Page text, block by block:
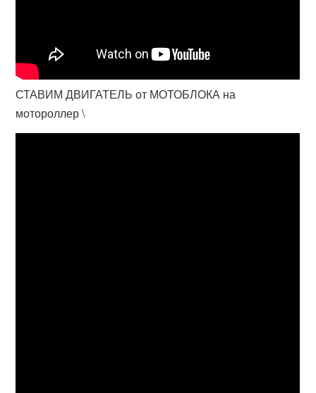
СТАВИМ ДВИГАТЕЛЬ от МОТОБЛОКА на
мотороллер \